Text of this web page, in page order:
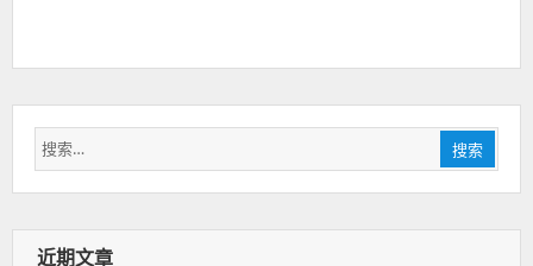
搜
索：
搜索
近期文章